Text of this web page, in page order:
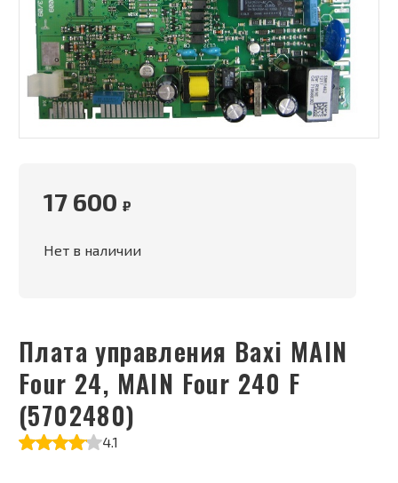
Плата управления Baxi MAIN
Four 24, MAIN Four 240 F
(5702480)
4.1
17 600 ₽
Нет в наличии